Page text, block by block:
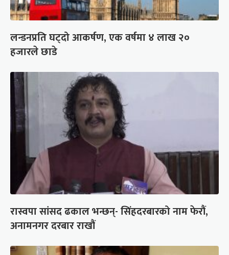
लन्डनप्रति घट्दो आकर्षण, एक वर्षमा ४ लाख २०
हजारले छाडे
रास्वपा सांसद ढकाल भन्छन्- सिंहदरबारको नाम फेरौं,
अनामनगर दरबार राखौं